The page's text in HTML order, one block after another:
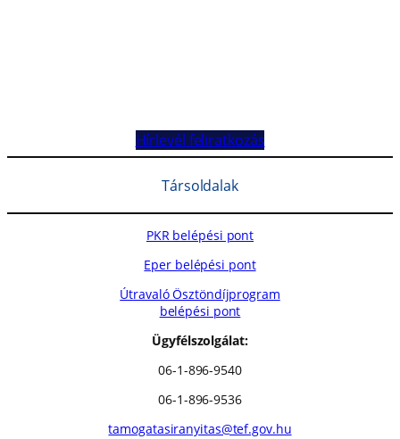
Hírlevél feliratkozás
Társoldalak
PKR belépési pont
Eper belépési pont
Útravaló Ösztöndíjprogram
belépési pont
Ügyfélszolgálat:
06-1-896-9540
06-1-896-9536
tamogatasiranyitas@tef.gov.hu